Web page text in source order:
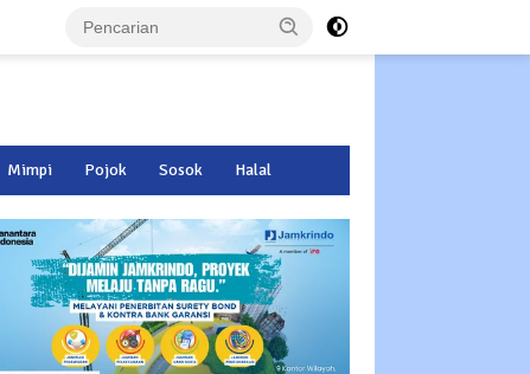
Mimpi Pojok Sosok Halal